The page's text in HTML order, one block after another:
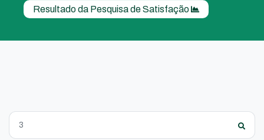
Resultado da Pesquisa de Satisfação